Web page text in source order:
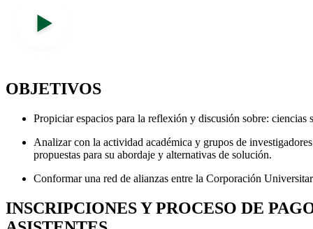
OBJETIVOS
Propiciar espacios para la reflexión y discusión sobre:
Analizar con la actividad académica y grupos de
propuestas para su abordaje y alternativas de solución.
Conformar una red de alianzas entre la Corporación
INSCRIPCIONES Y PROCESO DE